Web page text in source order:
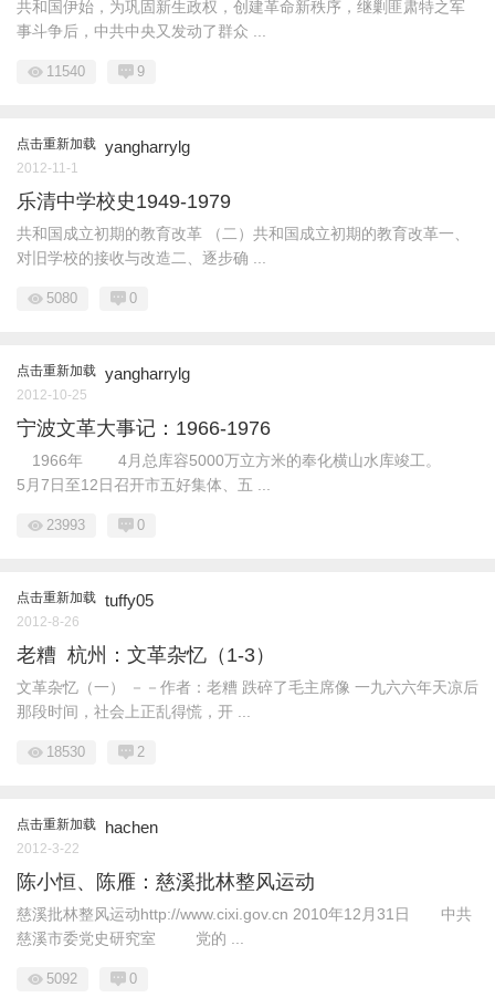
共和国伊始，为巩固新生政权，创建革命新秩序，继剿匪肃特之军
事斗争后，中共中央又发动了群众 ...
11540 9
点击重新加载 yangharrylg
2012-11-1
乐清中学校史1949-1979
共和国成立初期的教育改革 （二）共和国成立初期的教育改革一、
对旧学校的接收与改造二、逐步确 ...
5080 0
点击重新加载 yangharrylg
2012-10-25
宁波文革大事记：1966-1976
1966年 4月总库容5000万立方米的奉化横山水库竣工。
5月7日至12日召开市五好集体、五 ...
23993 0
点击重新加载 tuffy05
2012-8-26
老糟 杭州：文革杂忆（1-3）
文革杂忆（一） －－作者：老糟 跌碎了毛主席像 一九六六年天凉后
那段时间，社会上正乱得慌，开 ...
18530 2
点击重新加载 hachen
2012-3-22
陈小恒、陈雁：慈溪批林整风运动
慈溪批林整风运动http://www.cixi.gov.cn 2010年12月31日 中共
慈溪市委党史研究室 党的 ...
5092 0